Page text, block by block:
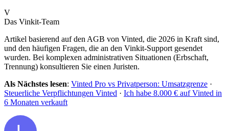
V
Das Vinkit-Team
Artikel basierend auf den AGB von Vinted, die 2026 in Kraft sind,
und den häufigen Fragen, die an den Vinkit-Support gesendet
wurden. Bei komplexen administrativen Situationen (Erbschaft,
Trennung) konsultieren Sie einen Juristen.
Als Nächstes lesen: Vinted Pro vs Privatperson: Umsatzgrenze ·
Steuerliche Verpflichtungen Vinted · Ich habe 8.000 € auf Vinted in
6 Monaten verkauft